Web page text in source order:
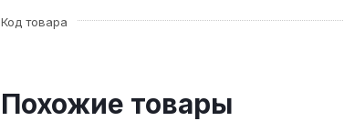
Код товара
Похожие товары